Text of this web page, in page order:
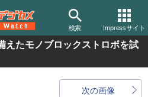
検索 Impressサイト
えたモノブロックストロボを試
次の画像